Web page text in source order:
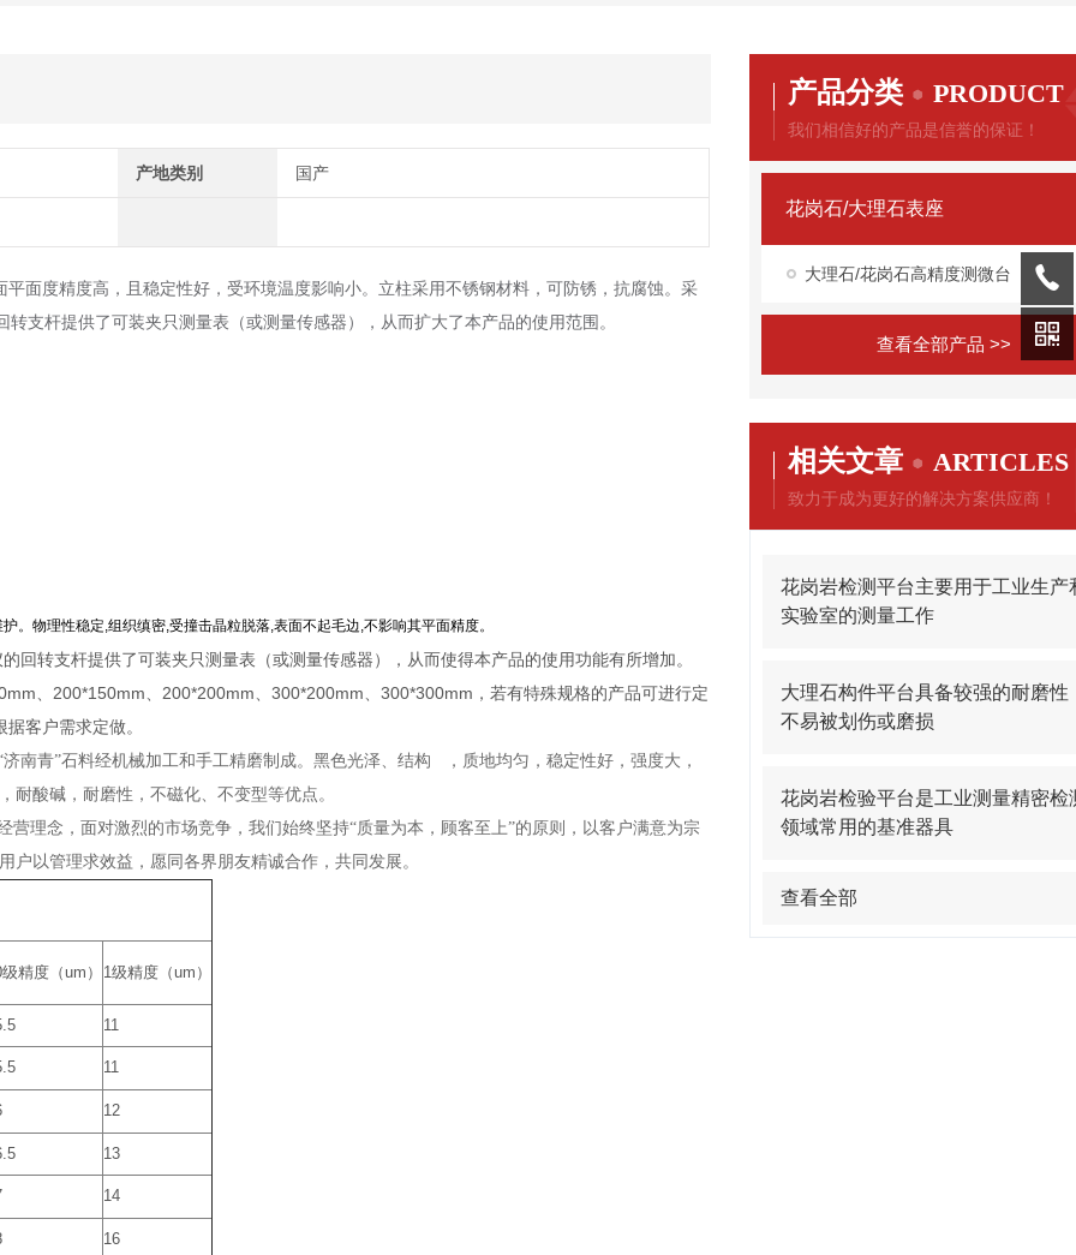
产地类别 国产
平面度精度高，且稳定性好，受环境温度影响小。立柱采用不锈钢材料，可防锈，抗腐蚀。采
支杆提供了可装夹只测量表（或测量传感器），从而扩大了本产品的使用范围。
。物理性稳定,组织缜密,受撞击晶粒脱落,表面不起毛边,不影响其平面精度。
转支杆提供了可装夹只测量表（或测量传感器），从而使得本产品的使用功能有所增加。
、200*150mm、200*200mm、300*200mm、300*300mm，若有特殊规格的产品可进行定
客户需求定做。
南青”石料经机械加工和手工精磨制成。黑色光泽、结构 ，质地均匀，稳定性好，强度大，
酸碱，耐磨性，不磁化、不变型等优点。
理念，面对激烈的市场竞争，我们始终坚持“质量为本，顾客至上”的原则，以客户满意为宗
以管理求效益，愿同各界朋友精诚合作，共同发展。
精度（um） 1级精度（um）
11
11
12
13
14
16
产品分类 PRODUCT
我们相信好的产品是信誉的保证！
花岗石/大理石表座
大理石/花岗石高精度测微台
查看全部产品 >>
相关文章 ARTICLES
致力于成为更好的解决方案供应商！
花岗岩检测平台主要用于工业生产
实验室的测量工作
大理石构件平台具备较强的耐磨性
不易被划伤或磨损
花岗岩检验平台是工业测量精密检
领域常用的基准器具
查看全部